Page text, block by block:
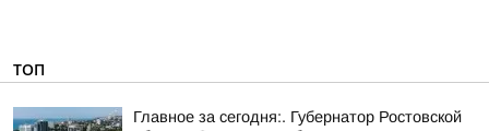
ТОП
Главное за сегодня:. Губернатор Ростовской